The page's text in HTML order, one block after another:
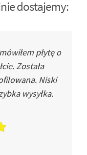
dostajemy:
płytę o
Została
Niski
wysyłka.